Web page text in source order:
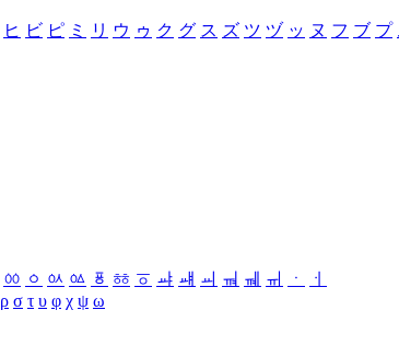
ヒ ビ ピ ミ リ ウ ゥ ク グ ス ズ ツ ヅ ッ ヌ フ ブ プ
ㆀ ㆁ ㆂ ㆃ ㆄ ㆅ ㆆ ㆇ ㆈ ㆉ ㆊ ㆋ ㆌ ㆍ
ㆎ
ρ σ τ υ φ χ ψ ω